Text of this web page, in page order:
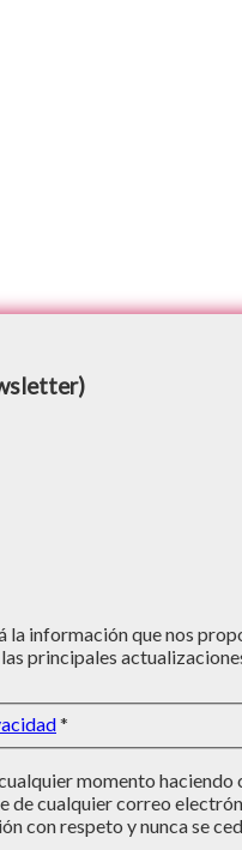
información que nos
principales
*
momento haciendo
de cualquier correo
con respeto y nunca se